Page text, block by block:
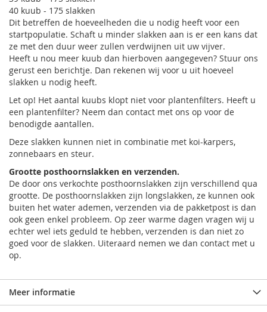
40 kuub - 175 slakken
Dit betreffen de hoeveelheden die u nodig heeft voor een
startpopulatie. Schaft u minder slakken aan is er een kans dat
ze met den duur weer zullen verdwijnen uit uw vijver.
Heeft u nou meer kuub dan hierboven aangegeven? Stuur ons
gerust een berichtje. Dan rekenen wij voor u uit hoeveel
slakken u nodig heeft.
Let op! Het aantal kuubs klopt niet voor plantenfilters. Heeft u
een plantenfilter? Neem dan contact met ons op voor de
benodigde aantallen.
Deze slakken kunnen niet in combinatie met koi-karpers,
zonnebaars en steur.
Grootte posthoornslakken en verzenden.
De door ons verkochte posthoornslakken zijn verschillend qua
grootte. De posthoornslakken zijn longslakken, ze kunnen ook
buiten het water ademen, verzenden via de pakketpost is dan
ook geen enkel probleem. Op zeer warme dagen vragen wij u
echter wel iets geduld te hebben, verzenden is dan niet zo
goed voor de slakken. Uiteraard nemen we dan contact met u
op.
Meer informatie